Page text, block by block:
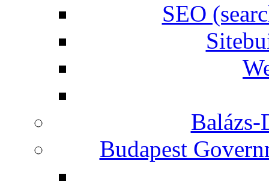
SEO
Budapest